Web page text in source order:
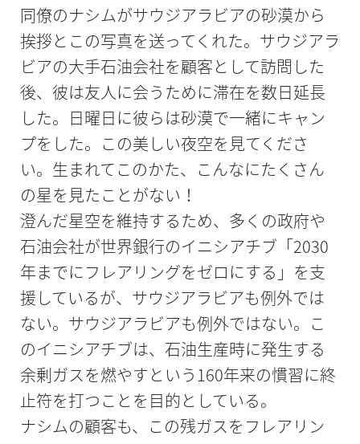
同僚のナシムがサウジアラビアの砂漠から
挨拶とこの写真を送ってくれた。サウジアラ
ビアの大手石油会社を顧客として訪問した
後、彼は友人に会うために滞在を数日延長
した。日曜日に彼らは砂漠で一緒にキャン
プをした。この美しい夜空を見てくださ
い。生まれてこのかた、こんなにたくさん
の星を見たことがない！
澄んだ星空を維持するため、多くの政府や
石油会社が世界銀行のイニシアチブ「2030
年までにフレアリングをゼロにする」を支
援しているが、サウジアラビアも例外では
ない。サウジアラビアも例外ではない。こ
のイニシアチブは、石油生産時に発生する
余剰ガスを燃やすという160年来の慣習に終
止符を打つことを目的としている。
ナシムの顧客も、この残ガスをフレアリン